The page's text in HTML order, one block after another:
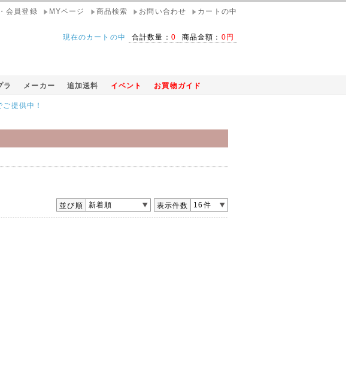
会員登録 MYページ 商品検索 お問い合わせ カートの中
現在のカートの中 合計数量： 0 商品金額： 0円
ラ メーカー 追加送料 イベント お買物ガイド
中！
並び順 新着順 表示件数 16件